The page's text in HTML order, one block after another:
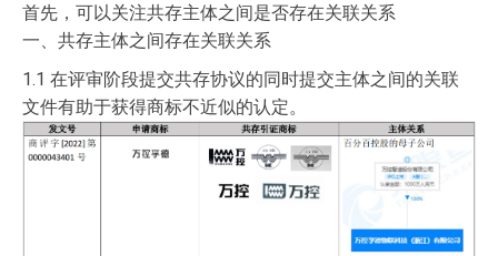
首先，可以关注共存主体之间是否存在关联关系
一、共存主体之间存在关联关系
1.1 在评审阶段提交共存协议的同时提交主体之间的关联
文件有助于获得商标不近似的认定。